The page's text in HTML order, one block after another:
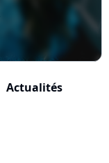
Actualités